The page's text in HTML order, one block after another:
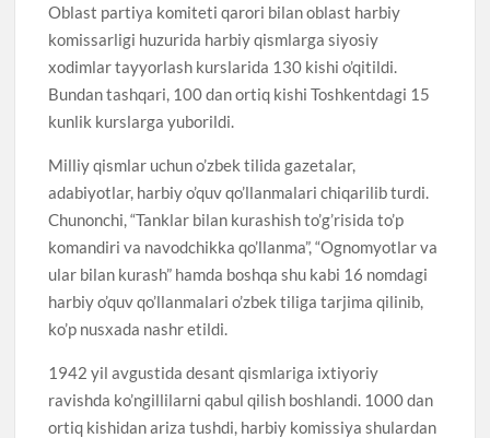
Oblast partiya komiteti qarori bilan oblast harbiy
komissarligi huzurida harbiy qismlarga siyosiy
xodimlar tayyorlash kurslarida 130 kishi o’qitildi.
Bundan tashqari, 100 dan ortiq kishi Toshkentdagi 15
kunlik kurslarga yuborildi.
Milliy qismlar uchun o’zbek tilida gazetalar,
adabiyotlar, harbiy o’quv qo’llanmalari chiqarilib turdi.
Chunonchi, “Tanklar bilan kurashish to’g’risida to’p
komandiri va navodchikka qo’llanma”, “Ognomyotlar va
ular bilan kurash” hamda boshqa shu kabi 16 nomdagi
harbiy o’quv qo’llanmalari o’zbek tiliga tarjima qilinib,
ko’p nusxada nashr etildi.
1942 yil avgustida desant qismlariga ixtiyoriy
ravishda ko’ngillilarni qabul qilish boshlandi. 1000 dan
ortiq kishidan ariza tushdi, harbiy komissiya shulardan